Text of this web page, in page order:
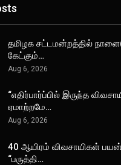
தமிழக சட்டமன்றத்தில்
கேட்கும்…
Aug 6, 2026
“எதிர்பார்ப்பில் இருந்த
ஏமாற்றமே…
Aug 6, 2026
40 ஆயிரம் விவசாயிகள்
“பருத்தி…